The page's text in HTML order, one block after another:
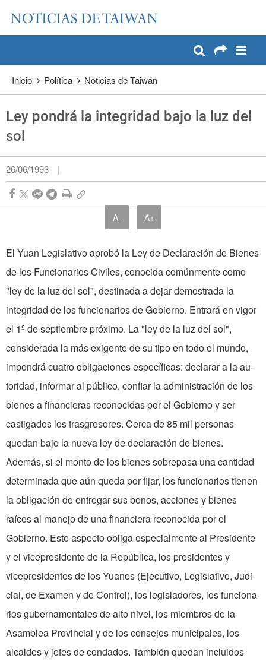
Pase a contenido principal
Inicio Política Noticias de Taiwán
Ley pondrá la integridad bajo la luz del
sol
26/06/1993 |
A- A+
El Yuan Legislativo apro­bó la Ley de Declaración de Bienes
de los Funcionarios Civiles, conocida común­mente como
"ley de la luz del sol", destinada a dejar de­mostrada la
integridad de los funcionarios de Gobierno. Entrará en vigor
el 1º de sep­tiembre próximo. La "ley de la luz del sol",
considerada la más exigente de su tipo en todo el mundo,
impondrá cuatro obligaciones específicas: declarar a la au­
toridad, informar al público, confiar la administración de los
bienes a financieras reconocidas por el Gobierno y ser
castigados los trasgresores. Cerca de 85 mil personas
quedan bajo la nueva ley de declaración de bienes.
Además, si el monto de los bienes sobrepasa una cantidad
determinada que aún queda por fijar, los funcionarios tienen
la obligación de en­tregar sus bonos, acciones y bienes
raíces al manejo de una financiera reconocida por el
Gobierno. Este aspecto obliga especialmente al Presidente
y el vicepresidente de la República, los presidentes y
vicepresidentes de los Yuanes (Ejecutivo, Legislativo, Judi­
cial, de Examen y de Control), los legisladores, los funciona­
rios gubernamentales de alto nivel, los miembros de la
Asamblea Provincial y de los consejos municipales, los
alcaldes y jefes de condados. También quedan incluidos